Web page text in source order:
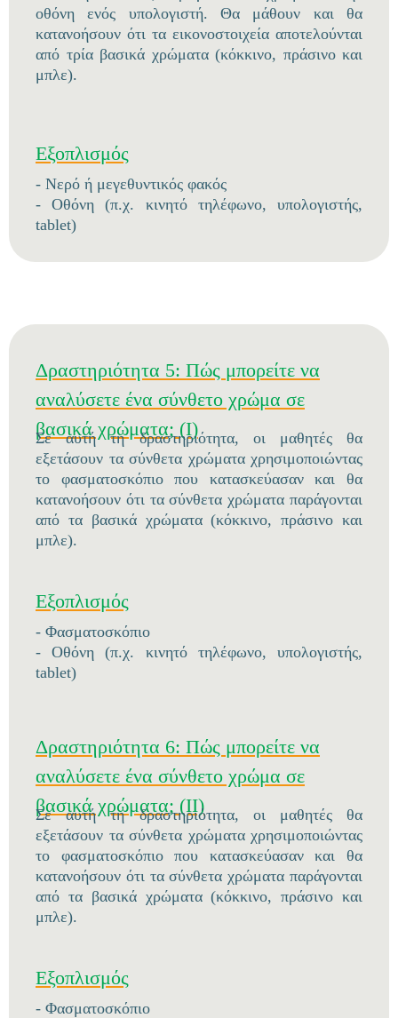
οθόνη ενός υπολογιστή. Θα μάθουν και θα
κατανοήσουν ότι τα εικονοστοιχεία αποτελούνται
από τρία βασικά χρώματα (κόκκινο, πράσινο και
μπλε).
Εξοπλισμός
- Νερό ή μεγεθυντικός φακός
- Οθόνη (π.χ. κινητό τηλέφωνο, υπολογιστής,
tablet)
Δραστηριότητα 5: Πώς μπορείτε να
αναλύσετε ένα σύνθετο χρώμα σε
βασικά χρώματα; (I)
Σε αυτή τη δραστηριότητα, οι μαθητές θα
εξετάσουν τα σύνθετα χρώματα χρησιμοποιώντας
το φασματοσκόπιο που κατασκεύασαν και θα
κατανοήσουν ότι τα σύνθετα χρώματα παράγονται
από τα βασικά χρώματα (κόκκινο, πράσινο και
μπλε).
Εξοπλισμός
- Φασματοσκόπιο
- Οθόνη (π.χ. κινητό τηλέφωνο, υπολογιστής,
tablet)
Δραστηριότητα 6: Πώς μπορείτε να
αναλύσετε ένα σύνθετο χρώμα σε
βασικά χρώματα; (II)
Σε αυτή τη δραστηριότητα, οι μαθητές θα
εξετάσουν τα σύνθετα χρώματα χρησιμοποιώντας
το φασματοσκόπιο που κατασκεύασαν και θα
κατανοήσουν ότι τα σύνθετα χρώματα παράγονται
από τα βασικά χρώματα (κόκκινο, πράσινο και
μπλε).
Εξοπλισμός
- Φασματοσκόπιο